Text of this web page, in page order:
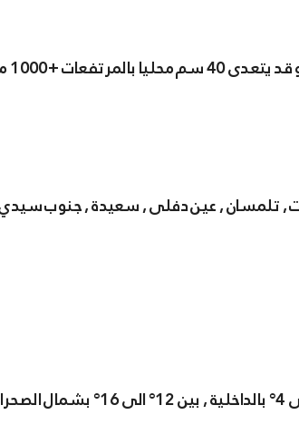
* سمك
, تلمسان , عين دفلى , سعيدة , جنوب
ستترواح بين 6° الى 12° بالسواحل و القرب منها , بين 0° الى 4°